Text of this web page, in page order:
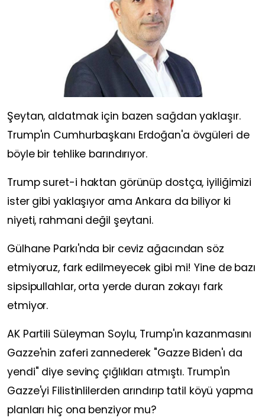
Şeytan, aldatmak için bazen sağdan yaklaşır.
Trump'ın Cumhurbaşkanı Erdoğan'a övgüleri de
böyle bir tehlike barındırıyor.
Trump suret-i haktan görünüp dostça, iyiliğimizi
ister gibi yaklaşıyor ama Ankara da biliyor ki
niyeti, rahmani değil şeytani.
Gülhane Parkı'nda bir ceviz ağacından söz
etmiyoruz, fark edilmeyecek gibi mi! Yine de bazı
sipsipullahlar, orta yerde duran zokayı fark
etmiyor.
AK Partili Süleyman Soylu, Trump'ın kazanmasını
Gazze'nin zaferi zannederek "Gazze Biden'ı da
yendi" diye sevinç çığlıkları atmıştı. Trump'ın
Gazze'yi Filistinlilerden arındırıp tatil köyü yapma
planları hiç ona benziyor mu?